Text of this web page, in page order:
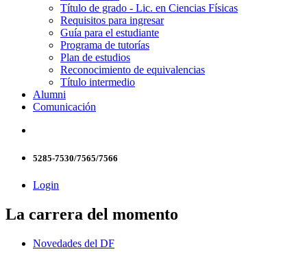
Título de grado - Lic. en Ciencias Físicas
Requisitos para ingresar
Guía para el estudiante
Programa de tutorías
Plan de estudios
Reconocimiento de equivalencias
Título intermedio
Alumni
Comunicación
5285-7530/7565/7566
Login
La carrera del momento
Novedades del DF